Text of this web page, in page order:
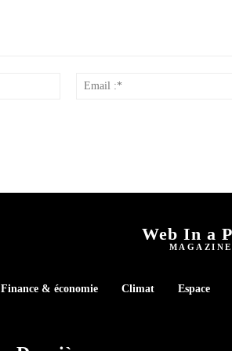
Web In a
MAGAZINE
Finance & économie Climat Espace